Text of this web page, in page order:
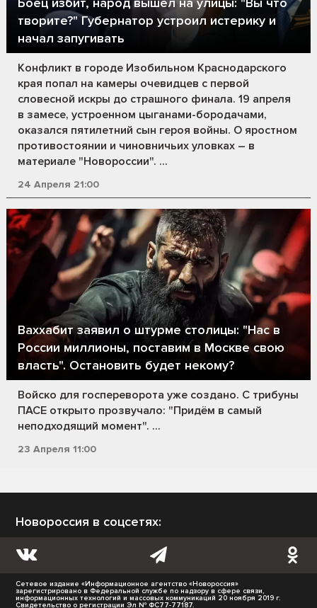
творите?" Губернатор устроил истерику и
начал запугивать
Конфликт в городе Изобильном Краснодарского
края попал на камеры очевидцев с первой
словесной искры до страшного финала. 19 апреля
в замесе, устроенном цыганами-бородачами,
оказался пятилетний сын героя войны. О яростном
противостоянии и чиновничьих уловках – в
материале "Новороссии". ...
24 Апреля 21:00
Ваххабит заявил о штурме столицы: "Нас в
России миллионы, поставим в Москве свою
власть". Остановить будет некому?
Войско для госпереворота уже создано. С трибуны
ПАСЕ открыто прозвучало: "Придём в самый
неподходящий момент". ...
23 Апреля 11:00
Новороссия в соцсетях:
Сетевое издание «Информационное агентство «Новороссия»
зарегистрировано в Федеральной службе по надзору в сфере связи,
информационных технологий и массовых коммуникаций 20 ноября 2019 г.
Свидетельство о регистрации Эл № ФС77-77187.